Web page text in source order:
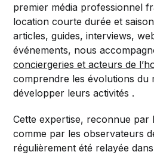
premier média professionnel
location courte durée et
articles, guides, interviews,
événements, nous
conciergeries et acteurs de
comprendre les évolutions du
développer leurs activités .
Cette expertise, reconnue par
comme par les observateurs
régulièrement été relayée